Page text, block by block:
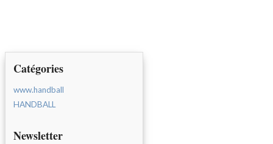
Catégories
www.handball
HANDBALL
Newsletter